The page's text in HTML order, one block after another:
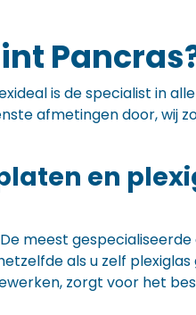
is de specialist in
afmetingen door, wij
en
meest
als u zelf plexiglas
zorgt voor het